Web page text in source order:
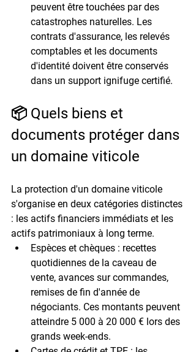
peuvent être touchées par des
catastrophes naturelles. Les
contrats d'assurance, les relevés
comptables et les documents
d'identité doivent être conservés
dans un support ignifuge certifié.
📦 Quels biens et
documents protéger dans
un domaine viticole
La protection d'un domaine viticole
s'organise en deux catégories distinctes
: les actifs financiers immédiats et les
actifs patrimoniaux à long terme.
Espèces et chèques : recettes
quotidiennes de la caveau de
vente, avances sur commandes,
remises de fin d'année de
négociants. Ces montants peuvent
atteindre 5 000 à 20 000 € lors des
grands week-ends.